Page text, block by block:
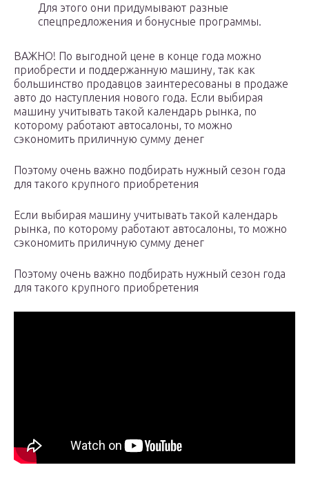
Для этого они придумывают разные
спецпредложения и бонусные программы.
ВАЖНО! По выгодной цене в конце года можно
приобрести и поддержанную машину, так как
большинство продавцов заинтересованы в продаже
авто до наступления нового года. Если выбирая
машину учитывать такой календарь рынка, по
которому работают автосалоны, то можно
сэкономить приличную сумму денег
Поэтому очень важно подбирать нужный сезон года
для такого крупного приобретения
Если выбирая машину учитывать такой календарь
рынка, по которому работают автосалоны, то можно
сэкономить приличную сумму денег
Поэтому очень важно подбирать нужный сезон года
для такого крупного приобретения